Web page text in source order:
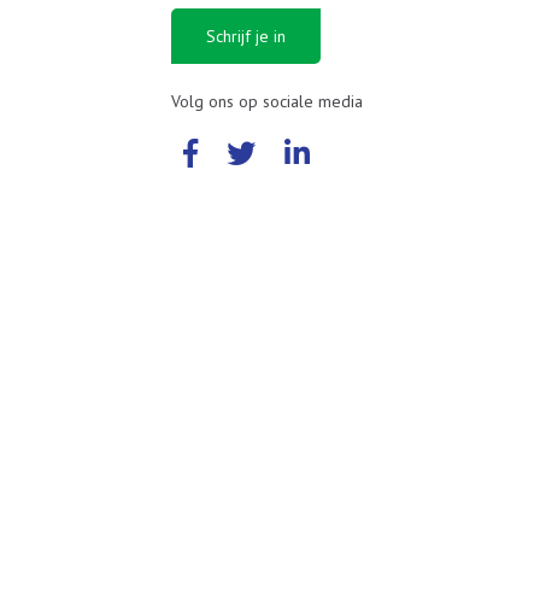
Schrijf je in
Volg ons op sociale media